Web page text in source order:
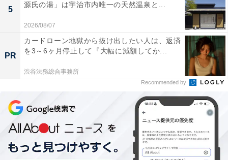
仕事や学業で忙しく部屋干しが多い人や、限られたスペ
ースにすっきり配置したい人には、おすすめの商品とい
えそうです。
5
源氏の湯」は宇治市内唯一の天然温泉と...
2026/08/07
PR
カードローン地獄から抜け出したい人は、返済
を3～6ヶ月停止して『大幅に減額してか...
渋谷法務総合事務所
Recommended by